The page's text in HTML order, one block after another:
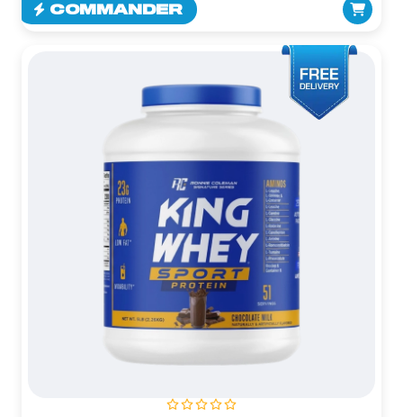
COMMANDER